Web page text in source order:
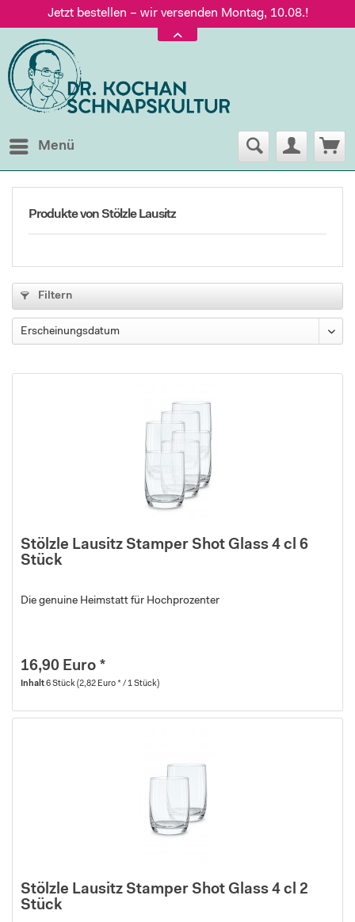
Jetzt bestellen – wir versenden Montag, 10.08.!
Versand nur 5,60 €, gratis ab 95 € Warenwert
Jetzt bestellen – wir versenden Montag, 10.08.!
Menü
Produkte von Stölzle Lausitz
Filtern
Stölzle Lausitz Stamper Shot Glass 4 cl 6
Stück
Die genuine Heimstatt für Hochprozenter
16,90 Euro *
Inhalt6 Stück(2,82 Euro * / 1 Stück)
Stölzle Lausitz Stamper Shot Glass 4 cl 2
Stück